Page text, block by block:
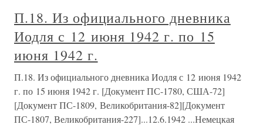
П.18. Из официального дневника
Иодля с 12 июня 1942 г. по 15
июня 1942 г.
П.18. Из официального дневника Иодля с 12 июня 1942
г. по 15 июня 1942 г. [Документ ПС-1780, США-72]
[Документ ПС-1809, Великобритания-82][Документ
ПС-1807, Великобритания-227]...12.6.1942 ...Немецкая